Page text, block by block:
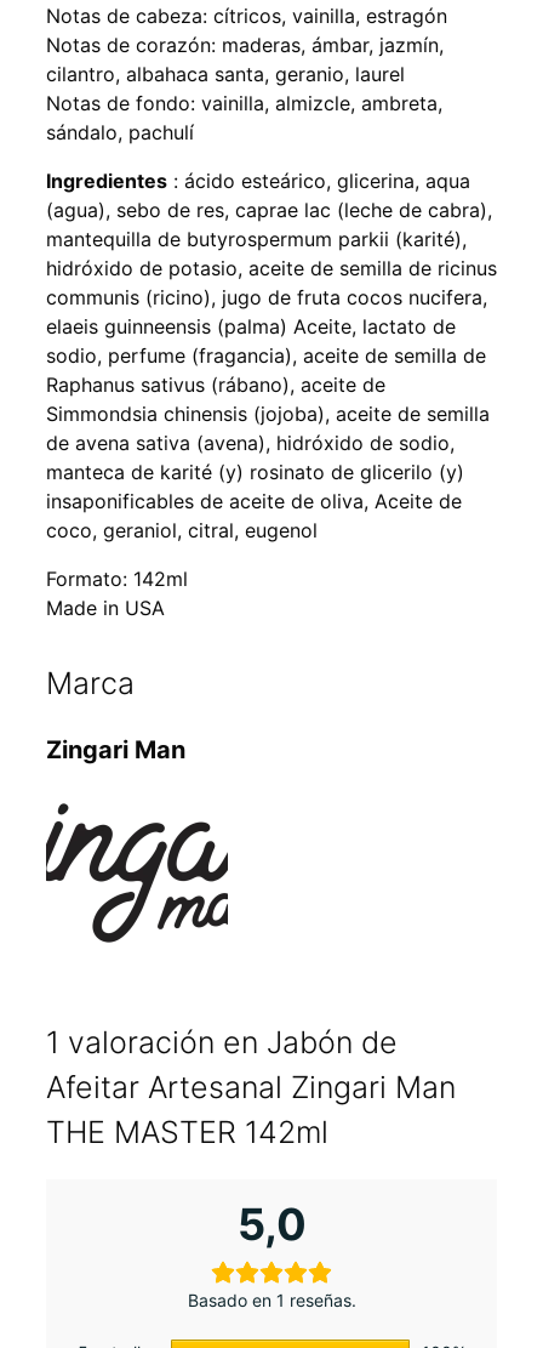
Notas de cabeza: cítricos, vainilla, estragón
Notas de corazón: maderas, ámbar, jazmín,
cilantro, albahaca santa, geranio, laurel
Notas de fondo: vainilla, almizcle, ambreta,
sándalo, pachulí
Ingredientes : ácido esteárico, glicerina, aqua
(agua), sebo de res, caprae lac (leche de cabra),
mantequilla de butyrospermum parkii (karité),
hidróxido de potasio, aceite de semilla de ricinus
communis (ricino), jugo de fruta cocos nucifera,
elaeis guinneensis (palma) Aceite, lactato de
sodio, perfume (fragancia), aceite de semilla de
Raphanus sativus (rábano), aceite de
Simmondsia chinensis (jojoba), aceite de semilla
de avena sativa (avena), hidróxido de sodio,
manteca de karité (y) rosinato de glicerilo (y)
insaponificables de aceite de oliva, Aceite de
coco, geraniol, citral, eugenol
Formato: 142ml
Made in USA
Marca
Zingari Man
1 valoración en Jabón de
Afeitar Artesanal Zingari Man
THE MASTER 142ml
5,0
Basado en 1 reseñas.